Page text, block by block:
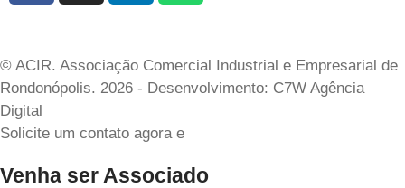
© ACIR. Associação Comercial Industrial e Empresarial de
Rondonópolis. 2026 - Desenvolvimento: C7W Agência
Digital
Solicite um contato agora e
Venha ser Associado